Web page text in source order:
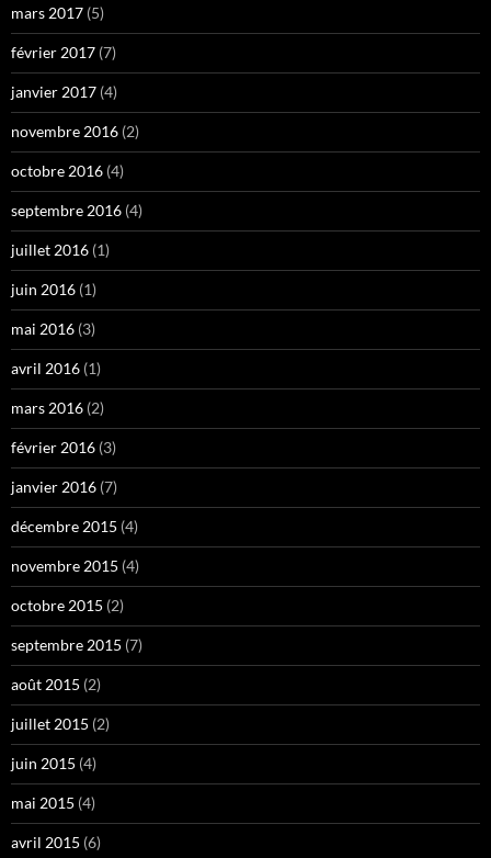
mars 2017 (5)
février 2017 (7)
janvier 2017 (4)
novembre 2016 (2)
octobre 2016 (4)
septembre 2016 (4)
juillet 2016 (1)
juin 2016 (1)
mai 2016 (3)
avril 2016 (1)
mars 2016 (2)
février 2016 (3)
janvier 2016 (7)
décembre 2015 (4)
novembre 2015 (4)
octobre 2015 (2)
septembre 2015 (7)
août 2015 (2)
juillet 2015 (2)
juin 2015 (4)
mai 2015 (4)
avril 2015 (6)